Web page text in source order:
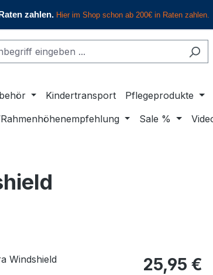
Kindertransport Pflegeprodukte
Sale %
Regulärer Preis:
25,95 €